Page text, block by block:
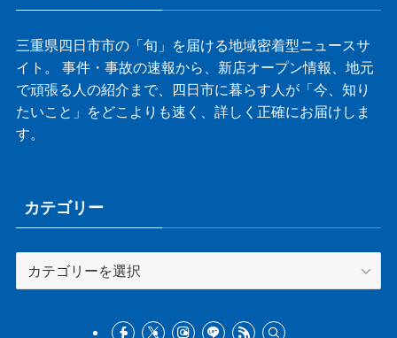
三重県四日市市の「旬」を届ける地域密着型ニュースサ
イト。 事件・事故の速報から、新店オープン情報、地元
で頑張る人の紹介まで、四日市に暮らす人が「今、知り
たいこと」をどこよりも速く、詳しく正確にお届けしま
す。
カテゴリー
テ